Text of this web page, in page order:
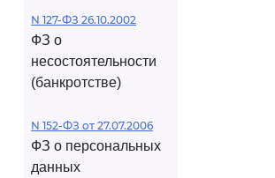
N 127-ФЗ 26.10.2002
ФЗ о
несостоятельности
(банкротстве)
N 152-ФЗ от 27.07.2006
ФЗ о персональных
данных